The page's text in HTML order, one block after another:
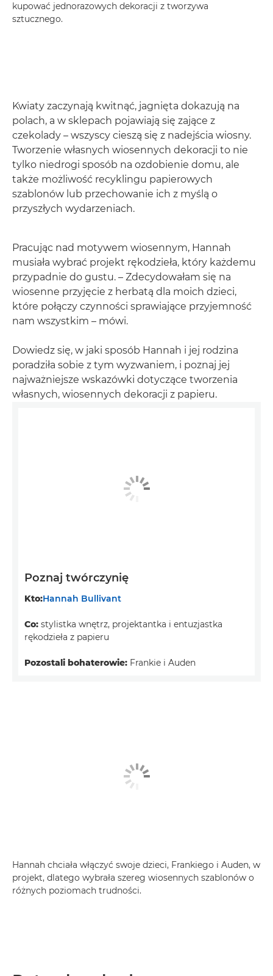
kupować jednorazowych dekoracji z tworzywa
sztucznego.
Kwiaty zaczynają kwitnąć, jagnięta dokazują na
polach, a w sklepach pojawiają się zające z
czekolady – wszyscy cieszą się z nadejścia wiosny.
Tworzenie własnych wiosennych dekoracji to nie
tylko niedrogi sposób na ozdobienie domu, ale
także możliwość recyklingu papierowych
szablonów lub przechowanie ich z myślą o
przyszłych wydarzeniach.
Pracując nad motywem wiosennym, Hannah
musiała wybrać projekt rękodzieła, który każdemu
przypadnie do gustu. – Zdecydowałam się na
wiosenne przyjęcie z herbatą dla moich dzieci,
które połączy czynności sprawiające przyjemność
nam wszystkim – mówi.
Dowiedz się, w jaki sposób Hannah i jej rodzina
poradziła sobie z tym wyzwaniem, i poznaj jej
najważniejsze wskazówki dotyczące tworzenia
własnych, wiosennych dekoracji z papieru.
Poznaj twórczynię
Kto:Hannah Bullivant
Co: stylistka wnętrz, projektantka i entuzjastka
rękodzieła z papieru
Pozostali bohaterowie: Frankie i Auden
Hannah chciała włączyć swoje dzieci, Frankiego i Auden, w
projekt, dlatego wybrała szereg wiosennych szablonów o
różnych poziomach trudności.